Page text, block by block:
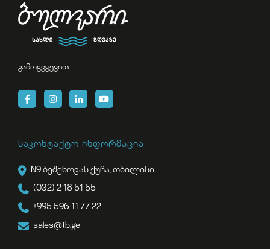
გამოგვყევით:
საკონტაქტო ინფორმაცია
N9 ბეშენოვას ქუჩა, თბილისი
(032) 2 18 51 55
+995 596 11 77 22
sales@tb.ge